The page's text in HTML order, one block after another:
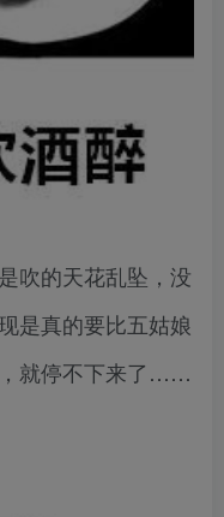
吹的天花乱坠，没
是真的要比五姑娘
就停不下来了……